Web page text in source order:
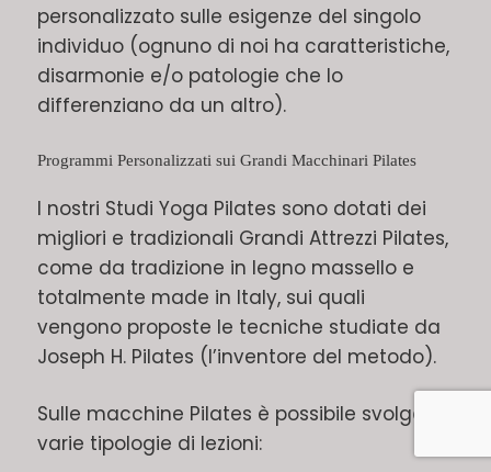
personalizzato sulle esigenze del singolo
individuo (ognuno di noi ha caratteristiche,
disarmonie e/o patologie che lo
differenziano da un altro).
Programmi Personalizzati sui Grandi Macchinari Pilates
I nostri Studi Yoga Pilates sono dotati dei
migliori e tradizionali Grandi Attrezzi Pilates,
come da tradizione in legno massello e
totalmente made in Italy, sui quali
vengono proposte le tecniche studiate da
Joseph H. Pilates (l’inventore del metodo).
Sulle macchine Pilates è possibile svolgere
varie tipologie di lezioni: